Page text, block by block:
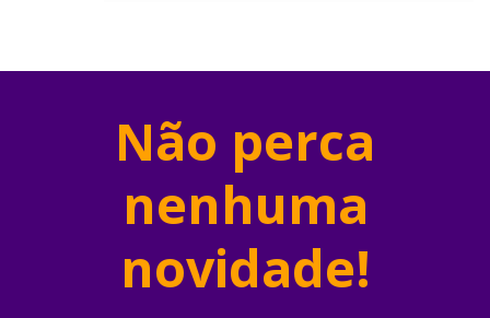
Não perca
nenhuma
novidade!